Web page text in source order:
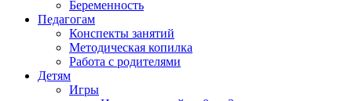
Беременность
Педагогам
Конспекты занятий
Методическая копилка
Работа с родителями
Детям
Игры